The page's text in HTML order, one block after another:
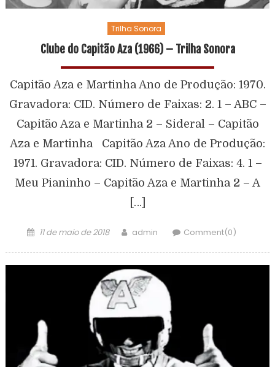
Trilha Sonora
Clube do Capitão Aza (1966) – Trilha Sonora
Capitão Aza e Martinha Ano de Produção: 1970.
Gravadora: CID. Número de Faixas: 2. 1 – ABC –
Capitão Aza e Martinha 2 – Sideral – Capitão
Aza e Martinha Capitão Aza Ano de Produção:
1971. Gravadora: CID. Número de Faixas: 4. 1 –
Meu Pianinho – Capitão Aza e Martinha 2 – A
[…]
11 de maio de 2018 admin Comment(0)